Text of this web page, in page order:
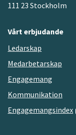
111 23 Stockholm
Vårt erbjudande
Ledarskap
Medarbetarskap
Engagemang
Kommunikation
Engagemangsindex